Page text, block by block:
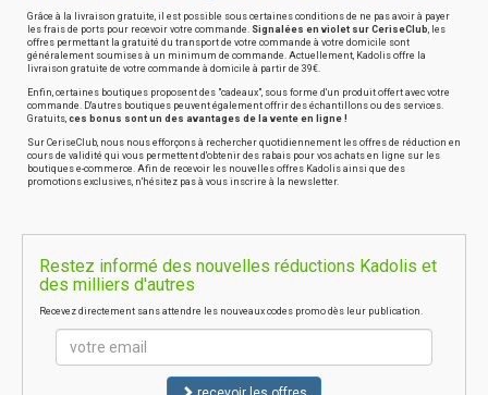
Grâce à la livraison gratuite, il est possible sous certaines conditions de ne pas avoir à payer
les frais de ports pour recevoir votre commande. Signalées en violet sur CeriseClub, les
offres permettant la gratuité du transport de votre commande à votre domicile sont
généralement soumises à un minimum de commande. Actuellement, Kadolis offre la
livraison gratuite de votre commande à domicile à partir de 39€.
Enfin, certaines boutiques proposent des "cadeaux", sous forme d'un produit offert avec votre
commande. D'autres boutiques peuvent également offrir des échantillons ou des services.
Gratuits, ces bonus sont un des avantages de la vente en ligne !
Sur CeriseClub, nous nous efforçons à rechercher quotidiennement les offres de réduction en
cours de validité qui vous permettent d'obtenir des rabais pour vos achats en ligne sur les
boutiques e-commerce. Afin de recevoir les nouvelles offres Kadolis ainsi que des
promotions exclusives, n'hésitez pas à vous inscrire à la newsletter.
Restez informé des nouvelles réductions Kadolis et
des milliers d'autres
Recevez directement sans attendre les nouveaux codes promo dès leur publication.